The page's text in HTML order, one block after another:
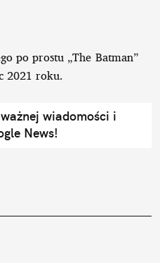
po prostu „The Batman”
2021 roku.
wiadomości i
News!